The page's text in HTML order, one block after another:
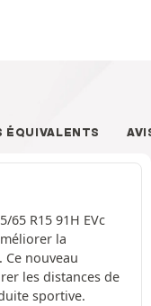
ÉQUIVALENTS
65 R15 91H EVc
la
nouveau
les distances de
sportive.